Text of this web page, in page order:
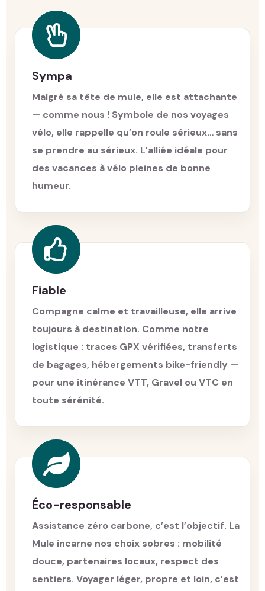
Sympa
Malgré sa tête de mule, elle est attachante
— comme nous ! Symbole de nos voyages
vélo, elle rappelle qu’on roule sérieux… sans
se prendre au sérieux. L’alliée idéale pour
des vacances à vélo pleines de bonne
humeur.
Fiable
Compagne calme et travailleuse, elle arrive
toujours à destination. Comme notre
logistique : traces GPX vérifiées, transferts
de bagages, hébergements bike-friendly —
pour une itinérance VTT, Gravel ou VTC en
toute sérénité.
Éco-responsable
Assistance zéro carbone, c’est l’objectif. La
Mule incarne nos choix sobres : mobilité
douce, partenaires locaux, respect des
sentiers. Voyager léger, propre et loin, c’est